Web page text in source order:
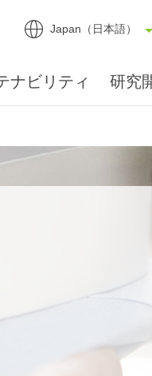
Japan（日本語）
ナビリティ 研究